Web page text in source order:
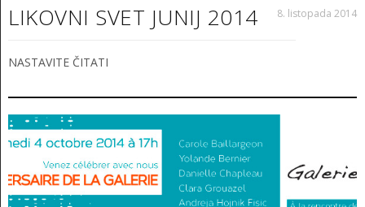
LIKOVNI SVET JUNIJ 2014 8. listopada 2014
NASTAVITE ČITATI